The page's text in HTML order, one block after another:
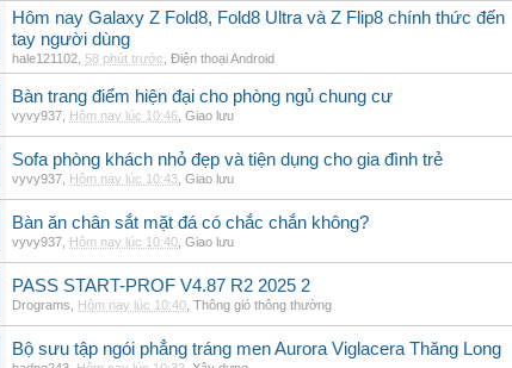
Hôm nay Galaxy Z Fold8, Fold8 Ultra và Z Flip8 chính thức đến
tay người dùng
hale121102 58 phút trước Điện thoại Android
Bàn trang điểm hiện đại cho phòng ngủ chung cư
vyvy937 Hôm nay lúc 10:46 Giao lưu
Sofa phòng khách nhỏ đẹp và tiện dụng cho gia đình trẻ
vyvy937 Hôm nay lúc 10:43 Giao lưu
Bàn ăn chân sắt mặt đá có chắc chắn không?
vyvy937 Hôm nay lúc 10:40 Giao lưu
PASS START-PROF V4.87 R2 2025 2
Drograms Hôm nay lúc 10:40 Thông gió thông thường
Bộ sưu tập ngói phẳng tráng men Aurora Viglacera Thăng Long